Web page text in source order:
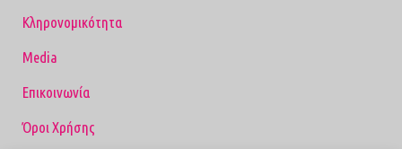
Κληρονομικότητα
Media
Επικοινωνία
Όροι Χρήσης